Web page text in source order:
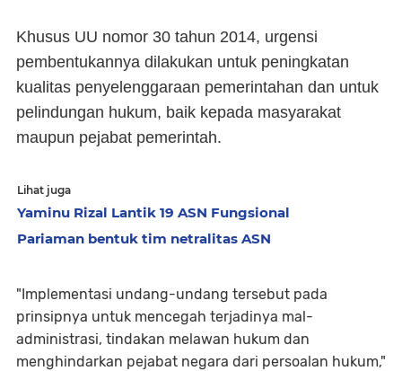
Khusus UU nomor 30 tahun 2014, urgensi
pembentukannya dilakukan untuk peningkatan
kualitas penyelenggaraan pemerintahan dan untuk
pelindungan hukum, baik kepada masyarakat
maupun pejabat pemerintah.
Lihat juga
Yaminu Rizal Lantik 19 ASN Fungsional
Pariaman bentuk tim netralitas ASN
"Implementasi undang-undang tersebut pada
prinsipnya untuk mencegah terjadinya mal-
administrasi, tindakan melawan hukum dan
menghindarkan pejabat negara dari persoalan hukum,"